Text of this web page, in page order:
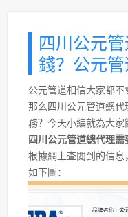
四川公元
錢？公元管
公元管道相信大家都不
那么四川公元管道總
務？今天小編就為大家
四川公元管道總代理需
根據網上查閱到的信
如下圖：